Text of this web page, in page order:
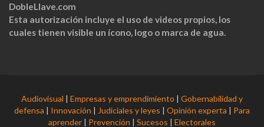
DobleLlave.com
Esta autorización incluye el uso de videos propios, los
cuales tienen visible un ícono, logo o marca de agua.
Audiovisual | Empresas y emprendimiento | Gobernabilidad y
defensa | Innovación | Judiciales y leyes | Opinión experta | Para
aprender | Prevención | Sucesos | Electorales